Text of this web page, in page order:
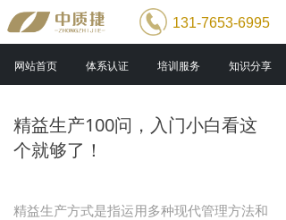
131-7653-6995
网站首页 体系认证 培训服务 知识分享
精益生产100问，入门小白看这
个就够了！
精益生产方式是指运用多种现代管理方法和